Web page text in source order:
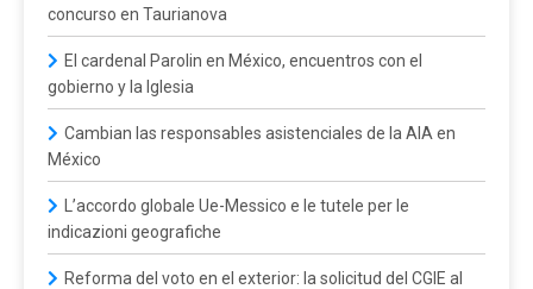
concurso en Taurianova
El cardenal Parolin en México, encuentros con el
gobierno y la Iglesia
Cambian las responsables asistenciales de la AIA en
México
L’accordo globale Ue-Messico e le tutele per le
indicazioni geografiche
Reforma del voto en el exterior: la solicitud del CGIE al